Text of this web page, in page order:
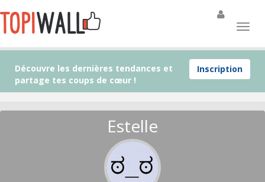
Inscription
Découvre les dernières tendances et
partage tes coups de cœur !
Estelle